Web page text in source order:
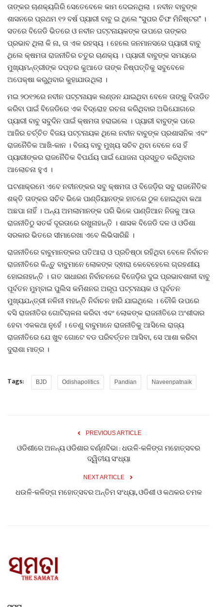
ତାଙ୍କର ଚାଣକ୍ୟଗିରି ସେତେବେଳେ କାମ ଦେଇନଥିଲା । ନବୀନ ବାବୁଙ୍କ
ଶାସନରେ ପ୍ରଥମ ୧୨ ବର୍ଷ ପ୍ୟାରୀ ବାବୁ ଇ ଥିଲେ “ସୁପର ଚିଫ ମିନିଷ୍ଟର” ।
ସତରେ ବିଜେଡି ଭିତରେ ଓ ନବୀନ ପଟ୍ଟନାୟକଙ୍କ ଉପରେ ତାଙ୍କର
ପ୍ରଭାବ ଥିଲା କି ନା, ତା ଏକ ରହସ୍ୟ । ହେଲେ ଜନମାନସରେ ପ୍ୟାରୀ ବାବୁ
ଥିଲେ କ୍ଷମତା ରାଜନୀତିର ଚତୁର ଚାଣକ୍ୟ । ପ୍ୟାରୀ ବାବୁଙ୍କ ସମୟରେ
ମୁଖ୍ୟମନ୍ତ୍ରୀଙ୍କ ଦପ୍ତର କୁଆଡେ ତାଙ୍କ ନିଷ୍ପତ୍ତିକୁ ସବୁବେଳେ
ଅପେକ୍ଷା କରୁଥିବାର କୁହାଯାଉଥିଲା ।
ମଇ ୨୦୧୨ରେ ନବୀନ ପଟ୍ଟନାୟକ ଲଣ୍ଡନ ଯାଇଥିବା ବେଳେ ତାଙ୍କୁ ବିତାଡିତ
କରିବା ପାଇଁ ବିଜେଡିରେ ଏକ ବିଦ୍ରୋହ ରଚନା କରିଥିବାର ଅଭିଯୋଗରେ
ପ୍ୟାରୀ ବାବୁ ସବୁଦିନ ପାଇଁ କ୍ଷମତା ହରାଇଲେ । ପ୍ୟାରୀ ବାବୁଙ୍କ ପରେ
ଆଜିର ଚର୍ଚ୍ଚିତ ବିଜୟ ପଟ୍ଟନାୟକ ଥିଲେ ନବୀନ ବାବୁଙ୍କ ପ୍ରଶାସନିକ ଏବଂ
ରାଜନୈତିକ ଆଖି-କାନ । ବିଜୟ ବାବୁ ମୁଖ୍ୟ ସଚିବ ଥିବା ବେଳେ ସେ ହିଁ
ପ୍ୟାରୀଙ୍କର ରାଜନୈତିକ ବିପର୍ଯୟ ପାଇଁ ଯୋଜନା ପ୍ରସ୍ତୁତ କରିଥିବାର
ଆଲୋଚନା ହୁଏ ।
ଘଟଣାକ୍ରମେ ଏବେ ନବୀନଙ୍କର ସବୁ କ୍ଷମତା ଓ ବିଜେଡ଼ିର ସବୁ ରାଜନୈତିକ
ଶକ୍ତି ତାଙ୍କର ସଚିବ ଭିକେ ପାଣ୍ଡିୟାନଙ୍କ ହାତରେ ଠୁଳ ହୋଇଥିବା କଥା
ଅଛପା ନାହିଁ । ଅନ୍ୟ ଅମଲାମାନଙ୍କ ପରି ଭିକେ ପାଣ୍ଡିଆନ ନିଜକୁ ଆଊ
ରାଜନୀତିଠୁ ସତର୍କ ଦୂରତାରେ ରଖୁନାହାନ୍ତି । ଶାସକ ବିଜେଡି ଦଳ ଓ ଓଡିଶା
ସରକାର ଭିତରେ ସୀମାରେଖା ଏବେ ଲିଭିସାରିଛି ।
ରାଜନୀତିରେ ବାବୁମାନଙ୍କର ପତିଆରା ଓ ପ୍ରତିଷ୍ଠା ରହିଥିବା ବେଳେ ନିର୍ବାଚନ
ରାଜନୀତିରେ କିନ୍ତୁ ବାବୁମାନେ ଲୋକଙ୍କ ଦ୍ଵାରା କେବେହେଲେ ଗ୍ରହଣୀୟ
ହୋଇନାହାନ୍ତି । ଗତ ସାଧାରଣ ନିର୍ବାଚନରେ ବିଜେଡ଼ିର ଦୁଇ ପ୍ରଭାବଶାଳୀ ବାବୁ
ପୂର୍ବତନ ମୁମ୍ବାଇ ପୁଲିସ କମିଶନର ଅରୂପ ପଟ୍ଟନାୟକ ଓ ପୂର୍ବତନ
ମୁଖ୍ୟଯନ୍ତ୍ରୀ ନଳିନୀ ମହାନ୍ତି ନିର୍ବାଚନ ହାରି ଯାଇଥିଲେ । ଚୌକି ଉପରେ
ବସି ରାଜନୀତିର ଗୋଟିଚାଳନା କରିବା ଏବଂ ଲୋକଙ୍କ ରାଜନୀତିରେ ଅଂଶୀଦାର
ହେବା ଏକକଥା ନୁହେଁ । ତେଣୁ ବାବୁମାନେ ରାଜନୀତିକୁ ଆସିଲେ ରାଜ୍ୟ
ରାଜନୀତିରେ ଯେ ଖୁବ ଗୋଟେ ବଡ ପରିବର୍ତ୍ତନ ଆସିବା, ସେ ଆଶା କରିବା
ଦୁରାଶା ମାତ୍ର ।
Tags: BJD Odishapolitics Pandian Naveenpatnaik
PREVIOUS ARTICLE
ଓଡିଶୀରେ ଅନନ୍ୟ ଓଡିଶାର ବର୍ଣ୍ଣବିଭା : ଧଉଳି-କଳିଙ୍ଗ ମହୋତ୍ସବର
ଦ୍ୱିତୀୟ ସଂଧ୍ୟା
NEXT ARTICLE
ଧଉଳି-କଳିଙ୍ଗ ମହୋତ୍ସବର ଅନ୍ତିମ ସଂଧ୍ୟା, ଓଡିଶୀ ଓ କଥକର ଚମକ